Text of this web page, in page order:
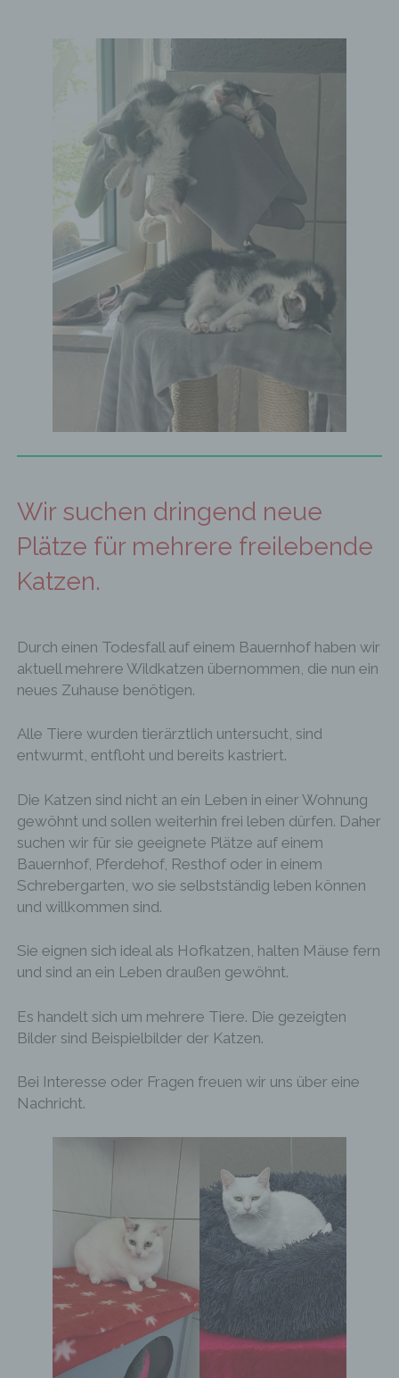
Wir suchen dringend neue
Plätze für mehrere freilebende
Katzen.
Durch einen Todesfall auf einem Bauernhof haben wir
aktuell mehrere Wildkatzen übernommen, die nun ein
neues Zuhause benötigen.
Alle Tiere wurden tierärztlich untersucht, sind
entwurmt, entfloht und bereits kastriert.
Die Katzen sind nicht an ein Leben in einer Wohnung
gewöhnt und sollen weiterhin frei leben dürfen. Daher
suchen wir für sie geeignete Plätze auf einem
Bauernhof, Pferdehof, Resthof oder in einem
Schrebergarten, wo sie selbstständig leben können
und willkommen sind.
Sie eignen sich ideal als Hofkatzen, halten Mäuse fern
und sind an ein Leben draußen gewöhnt.
Es handelt sich um mehrere Tiere. Die gezeigten
Bilder sind Beispielbilder der Katzen.
Bei Interesse oder Fragen freuen wir uns über eine
Nachricht.